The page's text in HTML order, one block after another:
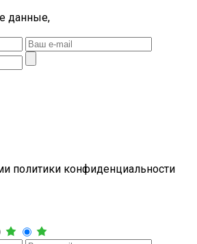
данные,
политики конфиденциальности